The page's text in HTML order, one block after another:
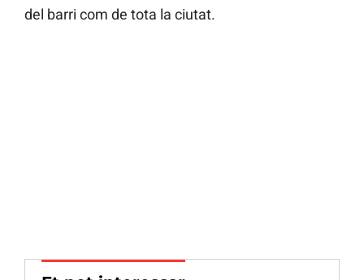
del barri com de tota la ciutat.